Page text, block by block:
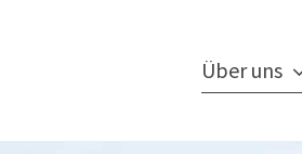
Über uns